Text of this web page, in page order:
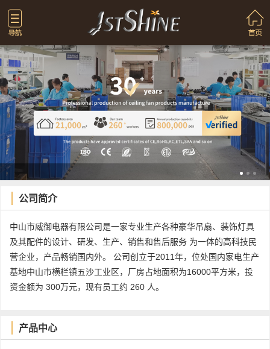
公司简介
中山市威御电器有限公司是一家专业生产各种豪华吊扇、装饰灯具
及其配件的设计、研发、生产、销售和售后服务 为一体的高科技民
营企业，产品畅销国内外。 公司创立于2011年，位处国内家电生产
基地中山市横栏镇五沙工业区，厂房占地面积为16000平方米，投
资金额为 300万元，现有员工约 260 人。
产品中心